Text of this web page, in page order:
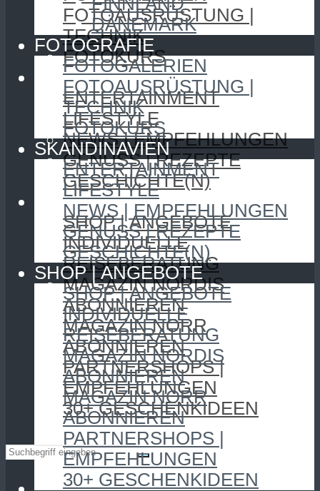
FOTOAUSRÜSTUNG |
TECHNIK
FOTOKURS
SKANDINAVIEN
ENTERTAINMENT
LIFESTYLE
NEWS | EMPFEHLUNGEN
GENUSS | REZEPTE
GESCHICHTE(N)
SHOP | ANGEBOTE
SHOP | ANGEBOTE
INDIVIDUELLE
REISEBERATUNG
MAGAZIN NORDIS
ABONNIEREN
MAGAZIN NORR
ABONNIEREN
PARTNERSHOPS |
EMPFEHLUNGEN
30+ GESCHENKIDEEN
DÄNEMARK
FOTOGRAFIE
FOTOGALERIEN
FOTOAUSRÜSTUNG |
TECHNIK
FOTOKURS
SKANDINAVIEN
ENTERTAINMENT
LIFESTYLE
NEWS | EMPFEHLUNGEN
GENUSS | REZEPTE
GESCHICHTE(N)
SHOP | ANGEBOTE
SHOP | ANGEBOTE
INDIVIDUELLE
REISEBERATUNG
MAGAZIN NORDIS
ABONNIEREN
MAGAZIN NORR
ABONNIEREN
PARTNERSHOPS |
EMPFEHLUNGEN
30+ GESCHENKIDEEN